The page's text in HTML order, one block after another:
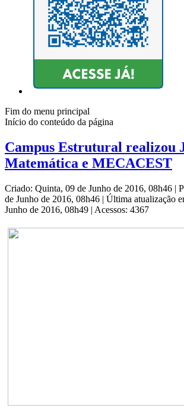
Fim do menu principal
Início do conteúdo da página
Campus Estrutural realizou
Matemática e MECACEST
Criado: Quinta, 09 de Junho de 2016, 08h46 |
de Junho de 2016, 08h46 | Última atualização
Junho de 2016, 08h49 | Acessos: 4367